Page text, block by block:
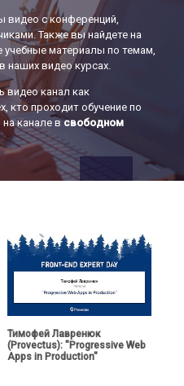
видео с конференций,
Также вы найдете на
материалы по темам,
наших видео курсах.
видео канал как
кто проходит обучение по
на канале всвободном
Тимофей Лавренюк
(Provectus): "Progressive Web
Apps in Production"